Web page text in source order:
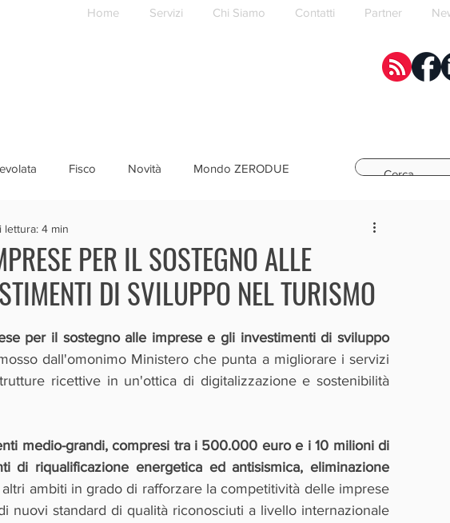
Home Servizi Chi Siamo Contatti Partner
Fisco Novità Mondo ZERODUE
PER IL SOSTEGNO ALLE
DI SVILUPPO NEL TURISMO
lettura: 4 min
per il sostegno alle imprese e gli investimenti di sviluppo
dall'omonimo Ministero che punta a migliorare i servizi
ricettive in un'ottica di digitalizzazione e sostenibilità
medio-grandi, compresi tra i 500.000 euro e i 10 milioni di
di riqualificazione energetica ed antisismica, eliminazione
ambiti in grado di rafforzare la competitività delle imprese
nuovi standard di qualità riconosciuti a livello internazionale